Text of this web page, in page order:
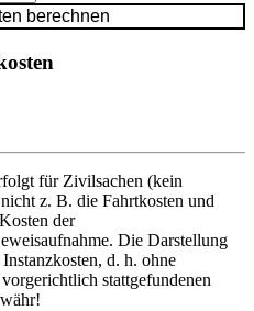
berechnen
für Zivilsachen (kein
z. B. die Fahrtkosten und
der
Die Darstellung
d. h. ohne
stattgefundenen